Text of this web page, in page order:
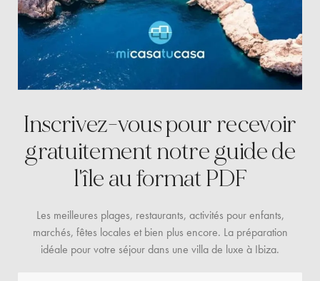
Inscrivez-vous pour recevoir
gratuitementnotre guide de
l'île au format PDF
Les meilleures plages, restaurants, activités pour enfants,
marchés, fêtes locales et bien plus encore. La préparation
idéale pour votre séjour dans une villa de luxe à Ibiza.